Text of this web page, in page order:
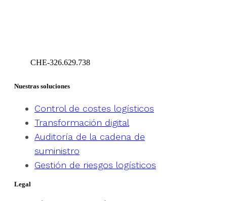
CHE-326.629.738
Nuestras soluciones
Control de costes logísticos
Transformación digital
Auditoría de la cadena de
suministro
Gestión de riesgos logísticos
Legal